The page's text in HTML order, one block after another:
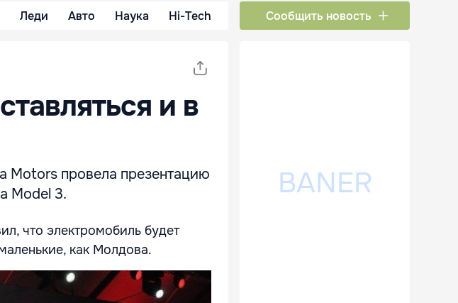
Леди Авто Наука Hi-Tech Сообщить новость
и в
Motors провела презентацию
Model 3.
что электромобиль будет
как Молдова.